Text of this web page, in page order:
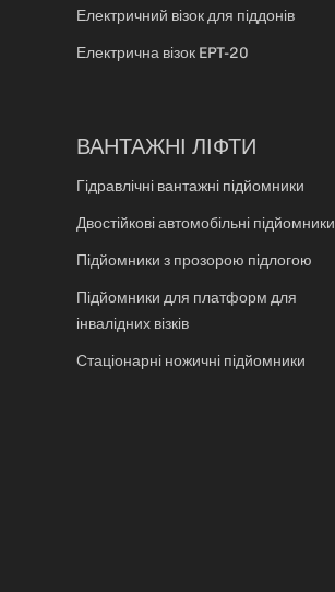
Електричний візок для піддонів
Електрична візок EPT-20
ВАНТАЖНІ ЛІФТИ
Гідравлічні вантажні підйомники
Двостійкові автомобільні підйомники
Підйомники з прозорою підлогою
Підйомники для платформ для
інвалідних візків
Стаціонарні ножичні підйомники